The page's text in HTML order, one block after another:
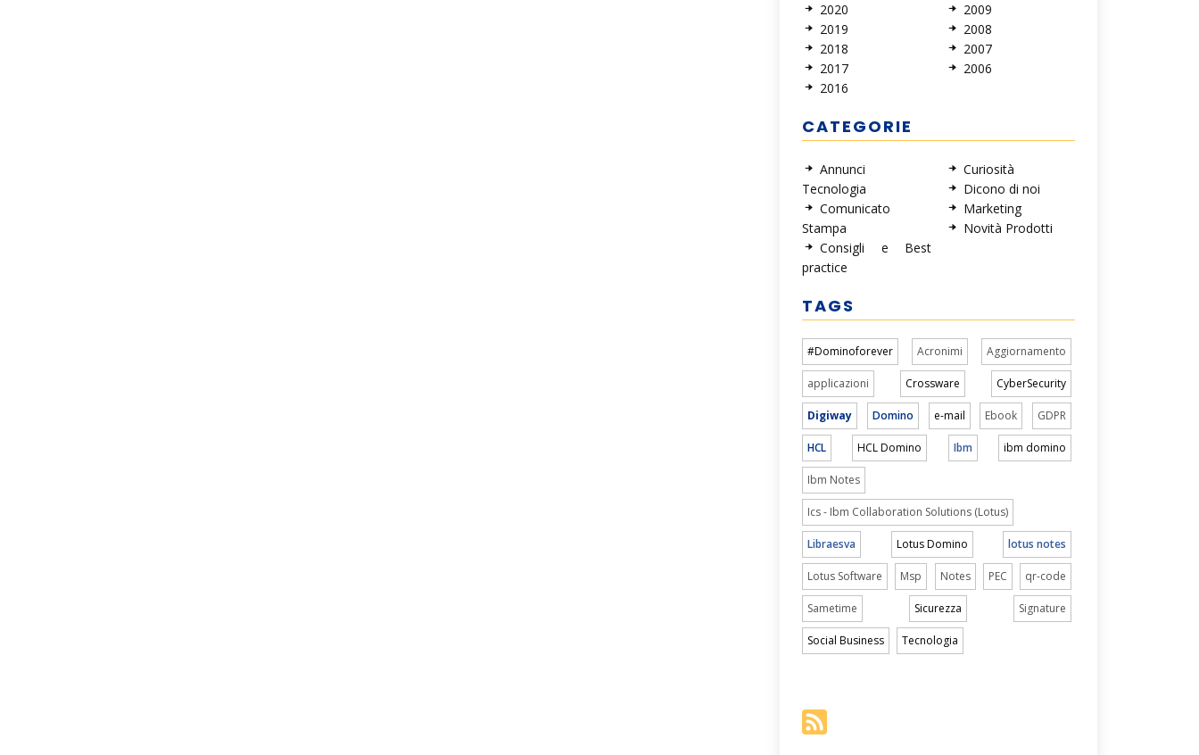
2020
2019
2018
2017
2016
2009
2008
2007
2006
CATEGORIE
Annunci
Tecnologia
Comunicato
Stampa
Consigli e Best
practice
Curiosità
Dicono di noi
Marketing
Novità Prodotti
TAGS
#Dominoforever Acronimi Aggiornamento
applicazioni Crossware CyberSecurity
Digiway Domino e-mail Ebook GDPR
HCL HCL Domino Ibm ibm domino
Ibm Notes
Ics - Ibm Collaboration Solutions (Lotus)
Libraesva Lotus Domino lotus notes
Lotus Software Msp Notes PEC qr-code
Sametime Sicurezza Signature
Social Business Tecnologia